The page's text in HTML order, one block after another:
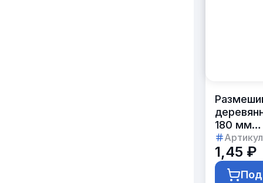
180 мм
в
упаковке
с
1,45 ₽
Под